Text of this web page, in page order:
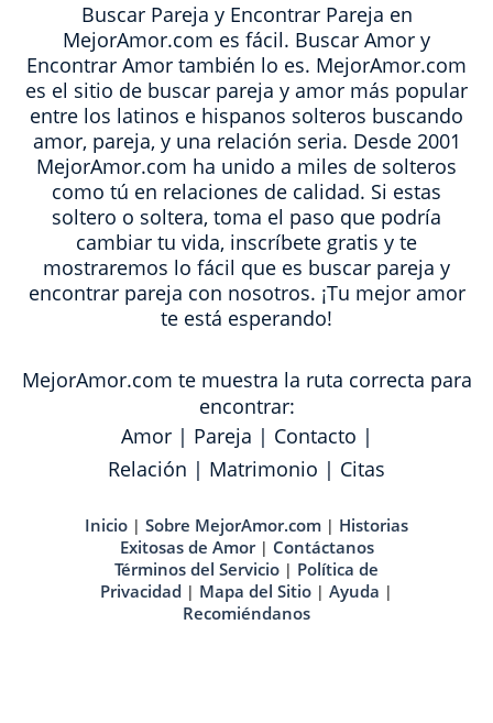
Buscar Pareja y Encontrar Pareja en
MejorAmor.com es fácil. Buscar Amor y
Encontrar Amor también lo es. MejorAmor.com
es el sitio de buscar pareja y amor más popular
entre los latinos e hispanos solteros buscando
amor, pareja, y una relación seria. Desde 2001
MejorAmor.com ha unido a miles de solteros
como tú en relaciones de calidad. Si estas
soltero o soltera, toma el paso que podría
cambiar tu vida, inscríbete gratis y te
mostraremos lo fácil que es buscar pareja y
encontrar pareja con nosotros. ¡Tu mejor amor
te está esperando!
MejorAmor.com te muestra la ruta correcta para
encontrar:
Amor| Pareja | Contacto |
Relación | Matrimonio | Citas
Inicio | Sobre MejorAmor.com | Historias
Exitosas de Amor| Contáctanos
Términos del Servicio | Política de
Privacidad | Mapa del Sitio | Ayuda |
Recomiéndanos